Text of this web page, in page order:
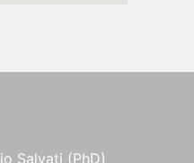
Salvati (PhD)